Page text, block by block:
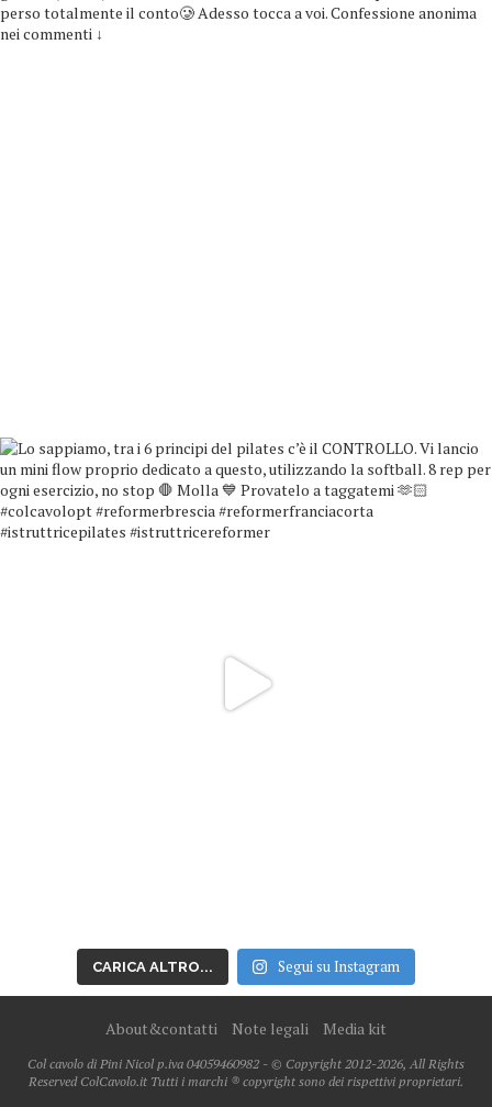
CARICA ALTRO... Segui su Instagram
About&contatti Note legali Media kit
Col cavolo di Pini Nicol p.iva 04059460982 - © Copyright 2012-2026, All Rights
Reserved ColCavolo.it Tutti i marchi ® copyright sono dei rispettivi proprietari.